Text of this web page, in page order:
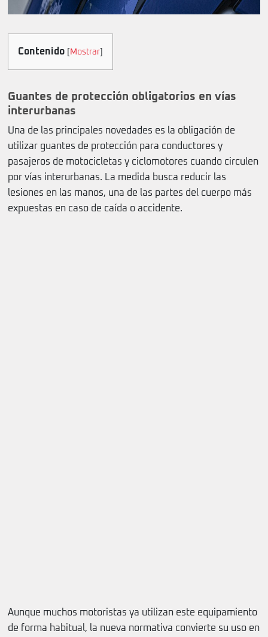
Contenido Mostrar
Guantes de protección obligatorios en vías
interurbanas
Una de las principales novedades es la obligación de
utilizar guantes de protección para conductores y
pasajeros de motocicletas y ciclomotores cuando circulen
por vías interurbanas. La medida busca reducir las
lesiones en las manos, una de las partes del cuerpo más
expuestas en caso de caída o accidente.
Aunque muchos motoristas ya utilizan este equipamiento
de forma habitual, la nueva normativa convierte su uso en